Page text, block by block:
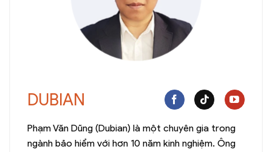
DUBIAN
Phạm Văn Dũng (Dubian) là một chuyên gia trong
ngành bảo hiểm với hơn 10 năm kinh nghiệm. Ông